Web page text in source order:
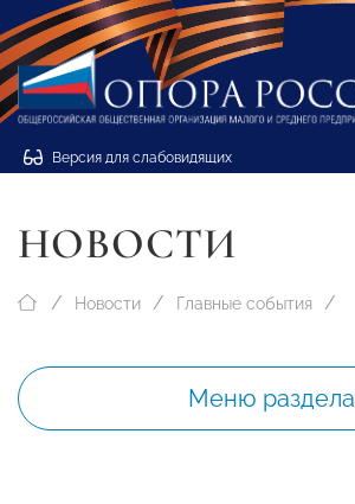
Версия для слабовидящих
НОВОСТИ
Новости Главные события
Меню раздела